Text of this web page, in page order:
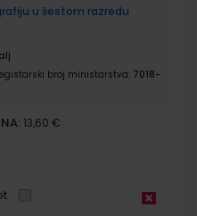
u šestom razredu
broj ministarstva: 7018-
13,60 €